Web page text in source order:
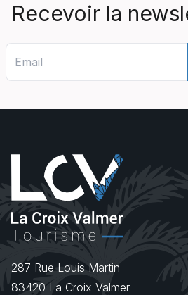
Recevoir la
287 Rue Louis Martin
83420 La Croix Valmer